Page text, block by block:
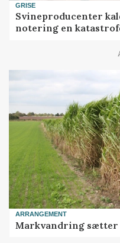
GRISE
Svineproducenter
notering en
ARRANGEMENT
Markvandring sætter